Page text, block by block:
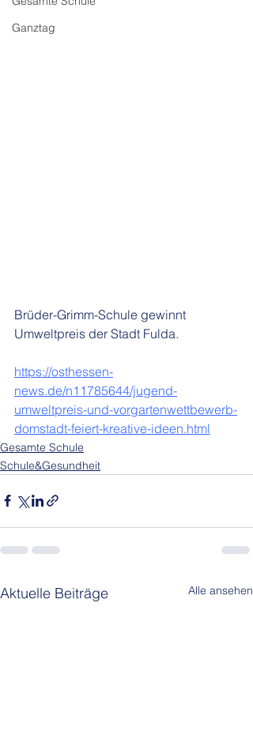
Ganztag
Brüder-Grimm-Schule gewinnt
Umweltpreis der Stadt Fulda.
https://osthessen-
news.de/n11785644/jugend-
umweltpreis-und-vorgartenwettbewerb-
domstadt-feiert-kreative-ideen.html
Gesamte Schule
Schule&Gesundheit
Aktuelle Beiträge Alle ansehen